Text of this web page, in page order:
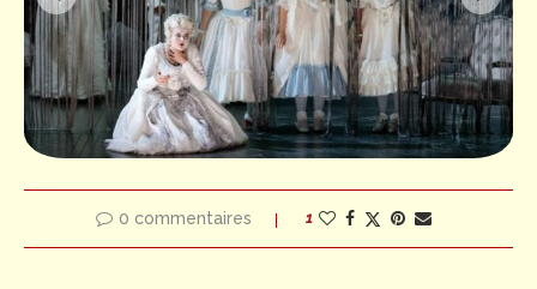
0 commentaires 1